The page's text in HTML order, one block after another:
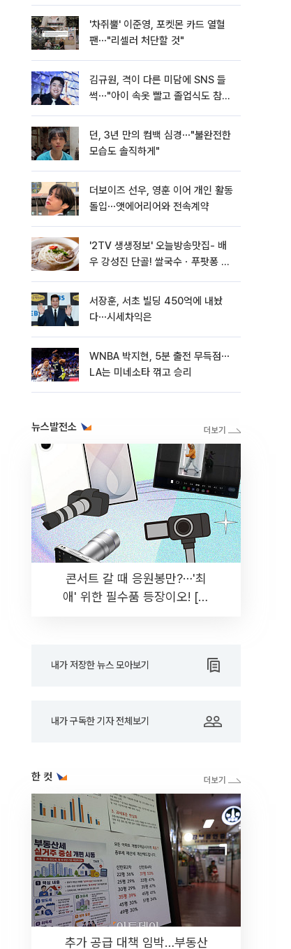
'차쥐뿔' 이준영, 포켓몬 카드 열혈
팬⋯"리셀러 처단할 것"
김규원, 격이 다른 미담에 SNS 들
썩⋯"아이 속옷 빨고 졸업식도 참
던, 3년 만의 컴백 심경⋯"불완전한
모습도 솔직하게"
더보이즈 선우, 영훈 이어 개인 활동
돌입⋯앳에어리어와 전속계약
'2TV 생생정보' 오늘방송맛집- 배
우 강성진 단골! 쌀국수ㆍ푸팟퐁 커
서장훈, 서초 빌딩 450억에 내놨
다⋯시세차익은
WNBA 박지현, 5분 출전 무득점⋯
LA는 미네소타 꺾고 승리
뉴스발전소
콘서트 갈 때 응원봉만?⋯'최
애' 위한 필수품 등장이오! [솔
내가 저장한 뉴스 모아보기
내가 구독한 기자 전체보기
한 컷
추가 공급 대책 임박…부동산